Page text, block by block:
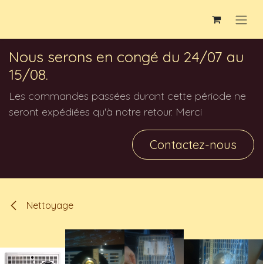
Nous serons en congé du 24/07 au
15/08.
Les commandes passées durant cette période ne
seront expédiées qu'à notre retour. Merci
Contactez-nous
Nettoyage